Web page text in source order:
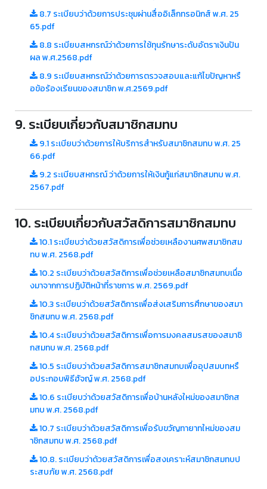
8.7 ระเบียบว่าด้วยการประชุมผ่านสื่ออิเล็กทรอนิกส์ พ.ศ. 25
65.pdf
8.8 ระเบียบสหกรณ์ว่าด้วยการใช้ทุนรักษาระดับอัตราเงินปัน
ผล พ.ศ.2568.pdf
8.9 ระเบียบสหกรณ์ว่าด้วยการตรวจสอบและแก้ไขปัญหาหรื
อข้อร้องเรียนของสมาชิก พ.ศ.2569.pdf
9. ระเบียบเกี่ยวกับสมาชิกสมทบ
9.1 ระเบียบว่าด้วยการให้บริการสำหรับสมาชิกสมทบ พ.ศ. 25
66.pdf
9.2 ระเบียบสหกรณ์ ว่าด้วยการให้เงินกู้แก่สมาชิกสมทบ พ.ศ.
2567.pdf
10. ระเบียบเกี่ยวกับสวัสดิการสมาชิกสมทบ
10.1 ระเบียบว่าด้วยสวัสดิการเพื่อช่วยเหลืองานศพสมาชิกสม
ทบ พ.ศ. 2568.pdf
10.2 ระเบียบว่าด้วยสวัสดิการเพื่อช่วยเหลือสมาชิกสมทบเนื่อ
งมาจากการปฏิบัติหน้าที่ราชการ พ.ศ. 2569.pdf
10.3 ระเบียบว่าด้วยสวัสดิการเพื่อส่งเสริมการศึกษาของสมา
ชิกสมทบ พ.ศ. 2568.pdf
10.4 ระเบียบว่าด้วยสวัสดิการเพื่อการมงคลสมรสของสมาชิ
กสมทบ พ.ศ. 2568.pdf
10.5 ระเบียบว่าด้วยสวัสดิการสมาชิกสมทบเพื่ออุปสมบทหรื
อประกอบพิธีฮัจญ์ พ.ศ. 2568.pdf
10.6 ระเบียบว่าด้วยสวัสดิการเพื่อบ้านหลังใหม่ของสมาชิกส
มทบ พ.ศ. 2568.pdf
10.7 ระเบียบว่าด้วยสวัสดิการเพื่อรับขวัญทายาทใหม่ของสม
าชิกสมทบ พ.ศ. 2568.pdf
10.8. ระเบียบว่าด้วยสวัสดิการเพื่อสงเคราะห์สมาชิกสมทบป
ระสบภัย พ.ศ. 2568.pdf